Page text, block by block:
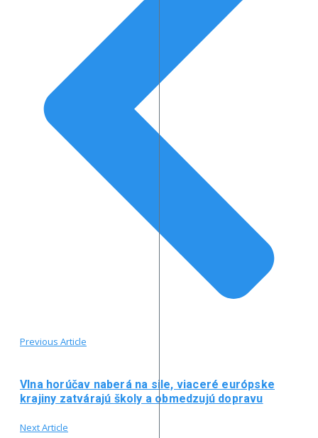
Previous Article
Vlna horúčav naberá na sile, viaceré európske
krajiny zatvárajú školy a obmedzujú dopravu
Next Article